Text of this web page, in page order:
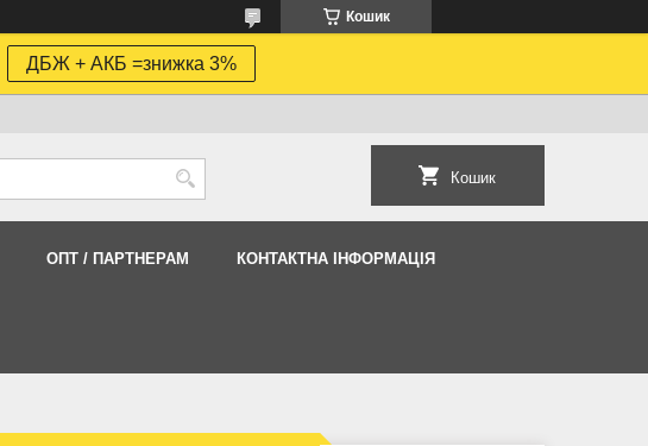
Кошик
ДБЖ + АКБ =знижка 3%
Кошик
ОПТ / ПАРТНЕРАМ КОНТАКТНА ІНФОРМАЦІЯ